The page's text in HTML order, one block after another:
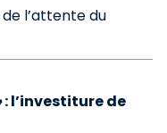
l’attente du
: l’investiture de